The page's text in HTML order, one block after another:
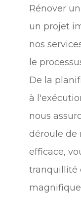
Rénover
un projet
nos
le
De la
à
nous
déroule de
efficace,
tranquillité